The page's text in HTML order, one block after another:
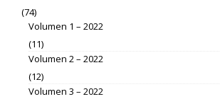
(74)
Volumen 1 – 2022
(11)
Volumen 2 – 2022
(12)
Volumen 3 – 2022